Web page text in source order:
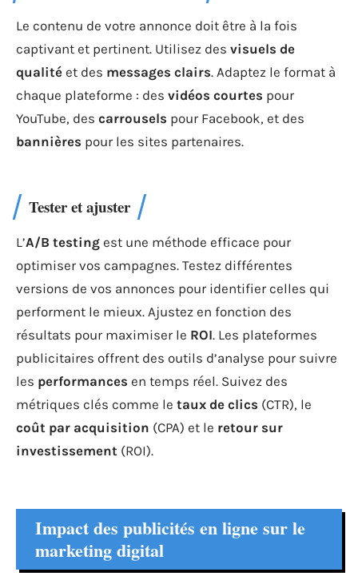
Le contenu de votre annonce doit être à la fois
captivant et pertinent. Utilisez des visuels de
qualité et des messages clairs. Adaptez le format à
chaque plateforme : des vidéos courtes pour
YouTube, des carrousels pour Facebook, et des
bannières pour les sites partenaires.
Tester et ajuster
L’A/B testing est une méthode efficace pour
optimiser vos campagnes. Testez différentes
versions de vos annonces pour identifier celles qui
performent le mieux. Ajustez en fonction des
résultats pour maximiser le ROI. Les plateformes
publicitaires offrent des outils d’analyse pour suivre
les performances en temps réel. Suivez des
métriques clés comme le taux de clics (CTR), le
coût par acquisition (CPA) et le retour sur
investissement (ROI).
Impact des publicités en ligne sur le
marketing digital